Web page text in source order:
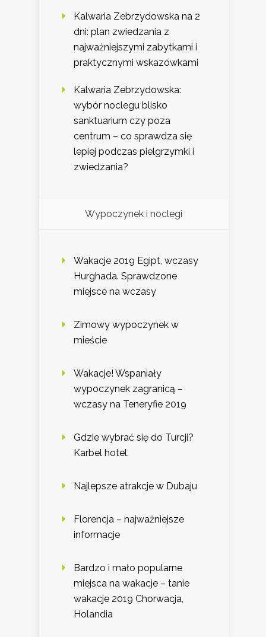
Kalwaria Zebrzydowska na 2
dni: plan zwiedzania z
najważniejszymi zabytkami i
praktycznymi wskazówkami
Kalwaria Zebrzydowska:
wybór noclegu blisko
sanktuarium czy poza
centrum – co sprawdza się
lepiej podczas pielgrzymki i
zwiedzania?
Wypoczynek i noclegi
Wakacje 2019 Egipt, wczasy
Hurghada. Sprawdzone
miejsce na wczasy
Zimowy wypoczynek w
mieście
Wakacje! Wspaniały
wypoczynek zagranicą –
wczasy na Teneryfie 2019
Gdzie wybrać się do Turcji?
Karbel hotel.
Najlepsze atrakcje w Dubaju
Florencja – najważniejsze
informacje
Bardzo i mało popularne
miejsca na wakacje – tanie
wakacje 2019 Chorwacja,
Holandia